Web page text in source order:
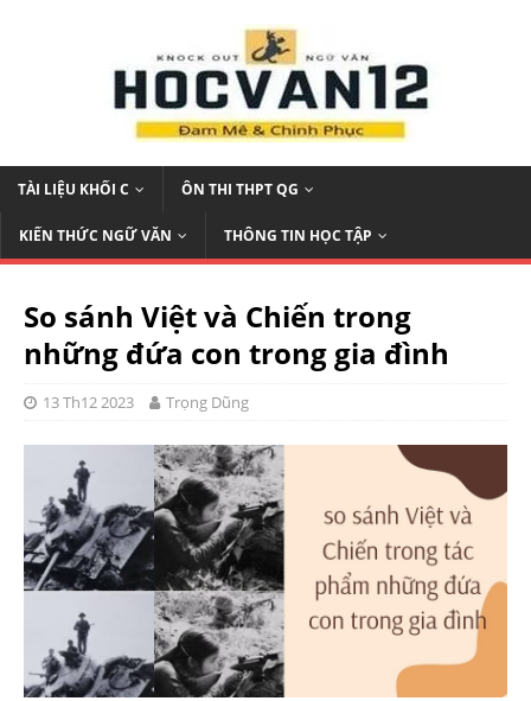
TÀI LIỆU KHỐI C ÔN THI THPT QG
KIẾN THỨC NGỮ VĂN THÔNG TIN HỌC TẬP
So sánh Việt và Chiến trong
những đứa con trong gia đình
13 Th12 2023 Trọng Dũng